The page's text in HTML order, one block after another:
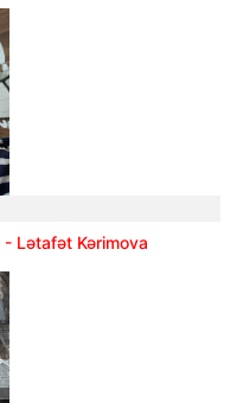
- Lətafət Kərimova